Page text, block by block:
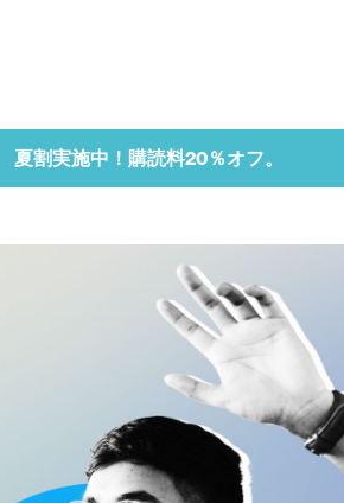
夏割実施中！購読料20％オフ。